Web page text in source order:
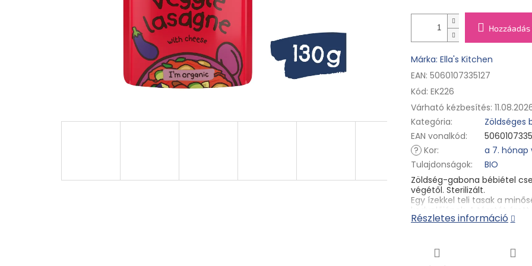
Márka: Ella's Kitchen
EAN: 5060107335127
Kód: EK226
Várható kézbesítés:
Kategória:
Zöldséges
EAN vonalkód:
? Kor:
a 7. hónap
Tulajdonságok:
BIO
Zöldség-gabona bébiétel
végétől. Sterilizált.
Egy ízekkel teli tasak a
kedvelőjének. A tésztát érett
zöldségek kísérik, amelyek
oregánó és a bazsalikom.
a 7. hónaptól kezdve a
Részletes információ